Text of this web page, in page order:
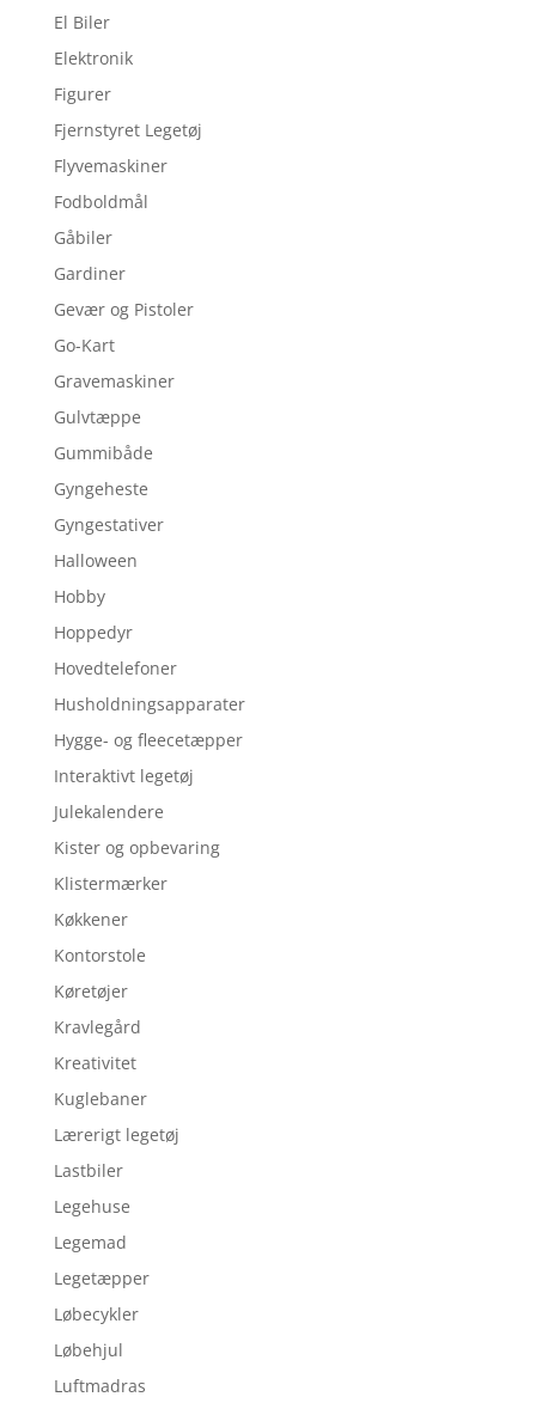
El Biler
Elektronik
Figurer
Fjernstyret Legetøj
Flyvemaskiner
Fodboldmål
Gåbiler
Gardiner
Gevær og Pistoler
Go-Kart
Gravemaskiner
Gulvtæppe
Gummibåde
Gyngeheste
Gyngestativer
Halloween
Hobby
Hoppedyr
Hovedtelefoner
Husholdningsapparater
Hygge- og fleecetæpper
Interaktivt legetøj
Julekalendere
Kister og opbevaring
Klistermærker
Køkkener
Kontorstole
Køretøjer
Kravlegård
Kreativitet
Kuglebaner
Lærerigt legetøj
Lastbiler
Legehuse
Legemad
Legetæpper
Løbecykler
Løbehjul
Luftmadras